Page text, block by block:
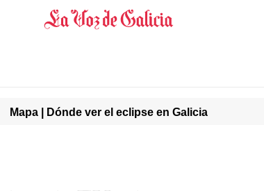
Mapa | Dónde ver el eclipse en Galicia